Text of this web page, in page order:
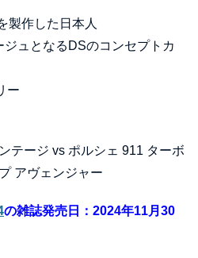
製作した日本人
ュとなるDSのコンセプトカ
ー
テージ vs ポルシェ 911 ターボ
アヴェンジャー
の雑誌発売日：2024年11月30